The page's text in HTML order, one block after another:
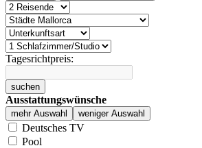
Tagesrichtpreis:
suchen
Ausstattungswünsche
mehr Auswahl weniger Auswahl
Deutsches TV
Pool